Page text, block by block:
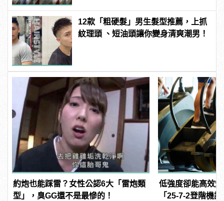
12款「粗硬髮」男生髮型推薦，上抓
紋理頭 、短油頭讓你變身清爽潮男！
約炮也能踩雷？女性公認6大「雷炮類
型」，臭GG還不是最慘的！
低強度卻能高效
「25-7-2登階機